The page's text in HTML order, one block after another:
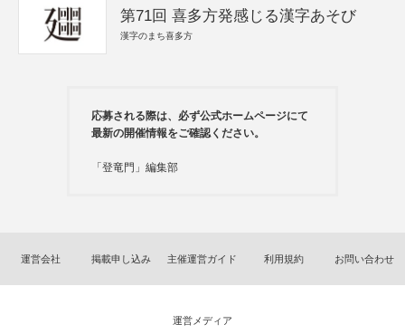
第71回 喜多方発感じる漢字あそび
漢字のまち喜多方
応募される際は、必ず公式ホームページにて
最新の開催情報をご確認ください。
「登竜門」編集部
運営会社 掲載申し込み 主催運営ガイド 利用規約 お問い合わせ
運営メディア